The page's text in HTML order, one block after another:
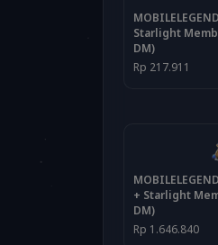
Starlight
DM)
Rp 217.911
+ Starlight
DM)
Rp 1.646.840